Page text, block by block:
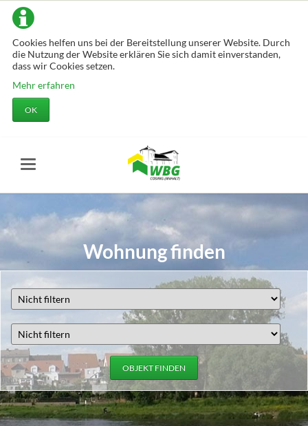
Cookies helfen uns bei der Bereitstellung unserer Website. Durch
die Nutzung der Website erklären Sie sich damit einverstanden,
dass wir Cookies setzen.
Mehr erfahren
OK
Wohnung finden
OBJEKT FINDEN